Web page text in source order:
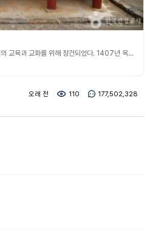
1398년 현유의 위패를 봉안하고 지방민의 교육과 교화를 위해 창건되었다. 1407년 옥서동 월계곡으로 이전하였다가 1468년 현재의 위치로 이건하였다. 현존하는 건물로는 정면 5칸, 측면 2칸의 맞배지붕으로 된 대성전, 정면 7칸, 측면 1칸의 명륜당을 비롯하여 동재, 서재, 동무, 서무, 숙청재, 장경실, 신삼문, 직청, 동서협문, 제기고 등이 있으며 향교 밖에는 홍살문과 비군이 있다. 대성전에는 우리나라 18현의 위패가 봉안되어 있다. 조선시대는
오래 전 110 177,502,328